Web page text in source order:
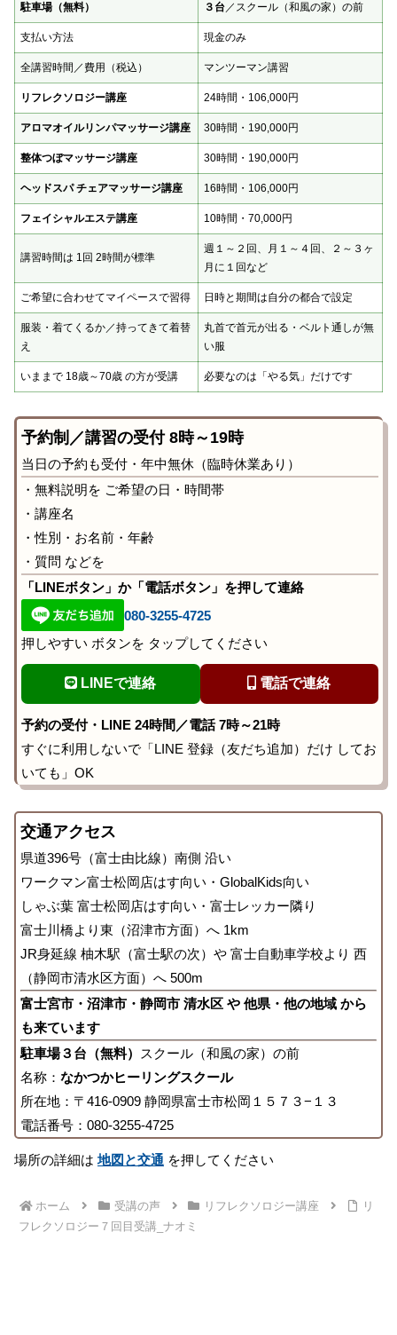
駐車場（無料） ３台／スクール（和風の家）の前
支払い方法 現金のみ
全講習時間／費用（税込） マンツーマン講習
リフレクソロジー講座 24時間・106,000円
アロマオイルリンパマッサージ講座 30時間・190,000円
整体つぼマッサージ講座 30時間・190,000円
ヘッドスパ チェアマッサージ講座 16時間・106,000円
フェイシャルエステ講座 10時間・70,000円
講習時間は 1回 2時間が標準
週１～２回、月１～４回、２～３ヶ
月に１回など
ご希望に合わせてマイペースで習得 日時と期間は自分の都合で設定
服装・着てくるか／持ってきて着替
え
丸首で首元が出る・ベルト通しが無
い服
いままで 18歳～70歳 の方が受講 必要なのは「やる気」だけです
予約制／講習の受付 8時～19時
当日の予約も受付・年中無休（臨時休業あり）
・無料説明を ご希望の日・時間帯
・講座名
・性別・お名前・年齢
・質問 などを
「LINEボタン」か「電話ボタン」を押して連絡
080-3255-4725
押しやすい ボタンを タップしてください
LINEで連絡 電話で連絡
予約の受付・LINE 24時間／電話 7時～21時
すぐに利用しないで「LINE 登録（友だち追加）だけ してお
いても」OK
交通アクセス
県道396号（富士由比線）南側 沿い
ワークマン富士松岡店はす向い・GlobalKids向い
しゃぶ葉 富士松岡店はす向い・富士レッカー隣り
富士川橋より東（沼津市方面）へ 1km
JR身延線 柚木駅（富士駅の次）や 富士自動車学校より 西
（静岡市清水区方面）へ 500m
富士宮市・沼津市・静岡市 清水区 や 他県・他の地域 から
も来ています
駐車場３台（無料）
スクール（和風の家）の前
名称： なかつかヒーリングスクール
所在地：〒416-0909 静岡県富士市松岡１５７３−１３
電話番号：080-3255-4725
場所の詳細は地図と交通 を押してください
ホーム 受講の声 リフレクソロジー講座
リ
フレクソロジー７回目受講_ナオミ